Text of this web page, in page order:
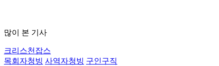
많이 본 기사
크리스천잡스
목회자청빙 사역자청빙 구인구직